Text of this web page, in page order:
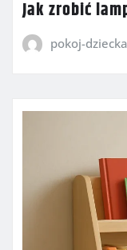
Jak zrobić
pokoj-